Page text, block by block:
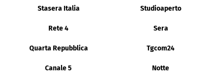
Stasera Italia Studioaperto
Rete 4 Sera
Quarta Repubblica Tgcom24
Canale 5 Notte